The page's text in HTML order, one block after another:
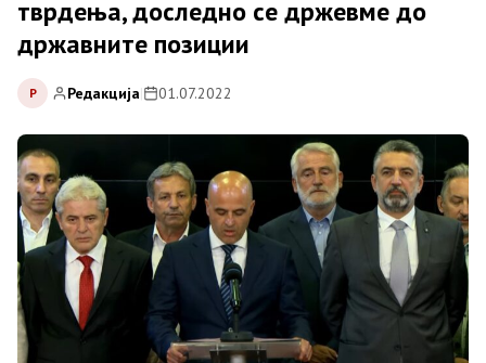
тврдења, доследно се држевме до
државните позиции
Р Редакција| 01.07.2022